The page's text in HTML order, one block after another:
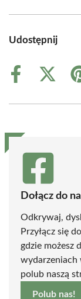
Udostępnij
Share
Share
(Twitter)
Dołącz do
Odkrywaj,
Przyłącz się
gdzie możesz
wydarzeniach
polub naszą
Polub nas!